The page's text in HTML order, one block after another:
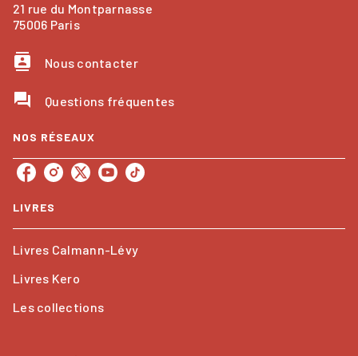
21 rue du Montparnasse
75006 Paris
contacts Nous contacter
question_answer Questions fréquentes
NOS RÉSEAUX
LIVRES
Livres Calmann-Lévy
Livres Kero
Les collections